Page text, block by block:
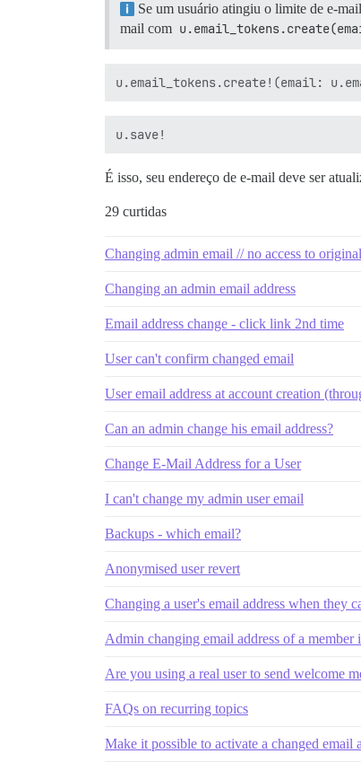
Se um usuário atingiu o limite de e-
mail com
É isso, seu endereço de e-mail deve ser
29 curtidas
Changing admin email // no access to
Changing an admin email address
Email address change - click link 2nd time
User can't confirm changed email
User email address at account creation
Can an admin change his email address?
Change E-Mail Address for a User
I can't change my admin user email
Backups - which email?
Anonymised user revert
Changing a user's email address when they
Admin changing email address of a
Are you using a real user to send welcome
FAQs on recurring topics
Make it possible to activate a changed email